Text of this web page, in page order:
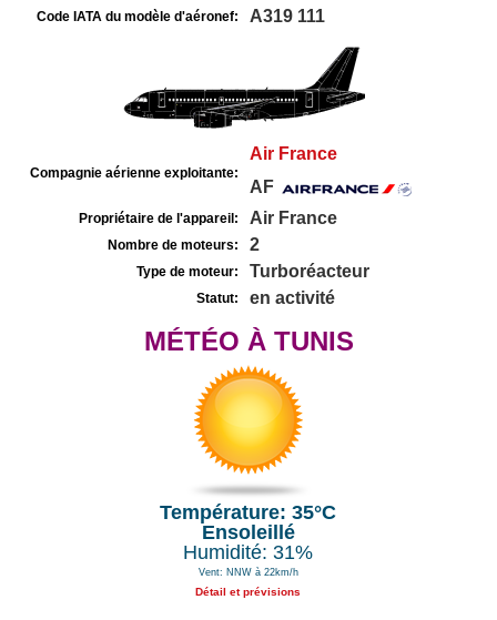
Code IATA du modèle d'aéronef: A319 111
Compagnie aérienne exploitante:
Air France
AF
Propriétaire de l'appareil: Air France
Nombre de moteurs: 2
Type de moteur: Turboréacteur
Statut: en activité
MÉTÉO À TUNIS
Température: 35°C
Ensoleillé
Humidité: 31%
Vent: NNW à 22km/h
Détail et prévisions